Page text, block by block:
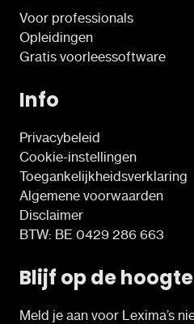
Voor professionals
Opleidingen
Gratis voorleessoftware
Info
Privacybeleid
Cookie-instellingen
Toegankelijkheidsverklaring
Algemene voorwaarden
Disclaimer
BTW: BE 0429 286 663
Blijf op de hoogte
Meld je aan voor Lexima’s